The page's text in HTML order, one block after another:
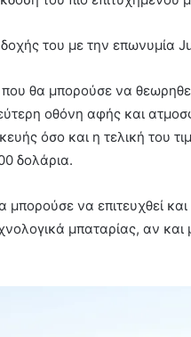
του με την επωνυμία
θα μπορούσε να θεωρηθεί
οθόνη αφής και
όσο και η τελική του
δολάρια.
μπορούσε να επιτευχθεί
μπαταρίας, αν